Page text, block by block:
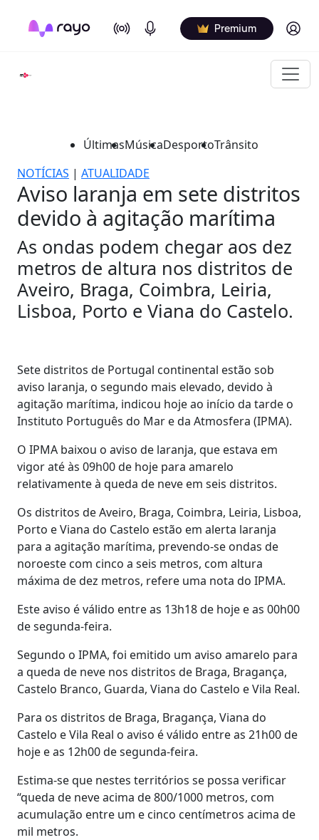
On Air Podcasts Premium Log in
ÚltimasMúsicaDesportoTrânsito
NOTÍCIAS | ATUALIDADE
Aviso laranja em sete distritos
devido à agitação marítima
As ondas podem chegar aos dez
metros de altura nos distritos de
Aveiro, Braga, Coimbra, Leiria,
Lisboa, Porto e Viana do Castelo.
Sete distritos de Portugal continental estão sob
aviso laranja, o segundo mais elevado, devido à
agitação marítima, indicou hoje ao início da tarde o
Instituto Português do Mar e da Atmosfera (IPMA).
O IPMA baixou o aviso de laranja, que estava em
vigor até às 09h00 de hoje para amarelo
relativamente à queda de neve em seis distritos.
Os distritos de Aveiro, Braga, Coimbra, Leiria, Lisboa,
Porto e Viana do Castelo estão em alerta laranja
para a agitação marítima, prevendo-se ondas de
noroeste com cinco a seis metros, com altura
máxima de dez metros, refere uma nota do IPMA.
Este aviso é válido entre as 13h18 de hoje e as 00h00
de segunda-feira.
Segundo o IPMA, foi emitido um aviso amarelo para
a queda de neve nos distritos de Braga, Bragança,
Castelo Branco, Guarda, Viana do Castelo e Vila Real.
Para os distritos de Braga, Bragança, Viana do
Castelo e Vila Real o aviso é válido entre as 21h00 de
hoje e as 12h00 de segunda-feira.
Estima-se que nestes territórios se possa verificar
“queda de neve acima de 800/1000 metros, com
acumulação entre um e cinco centímetros acima de
mil metros.